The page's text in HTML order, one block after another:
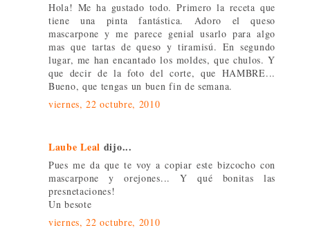
Hola! Me ha gustado todo. Primero la receta que
tiene una pinta fantástica. Adoro el queso
mascarpone y me parece genial usarlo para algo
mas que tartas de queso y tiramisú. En segundo
lugar, me han encantado los moldes, que chulos. Y
que decir de la foto del corte, que HAMBRE...
Bueno, que tengas un buen fin de semana.
viernes, 22 octubre, 2010
Laube Leal dijo...
Pues me da que te voy a copiar este bizcocho con
mascarpone y orejones... Y qué bonitas las
presnetaciones!
Un besote
viernes, 22 octubre, 2010